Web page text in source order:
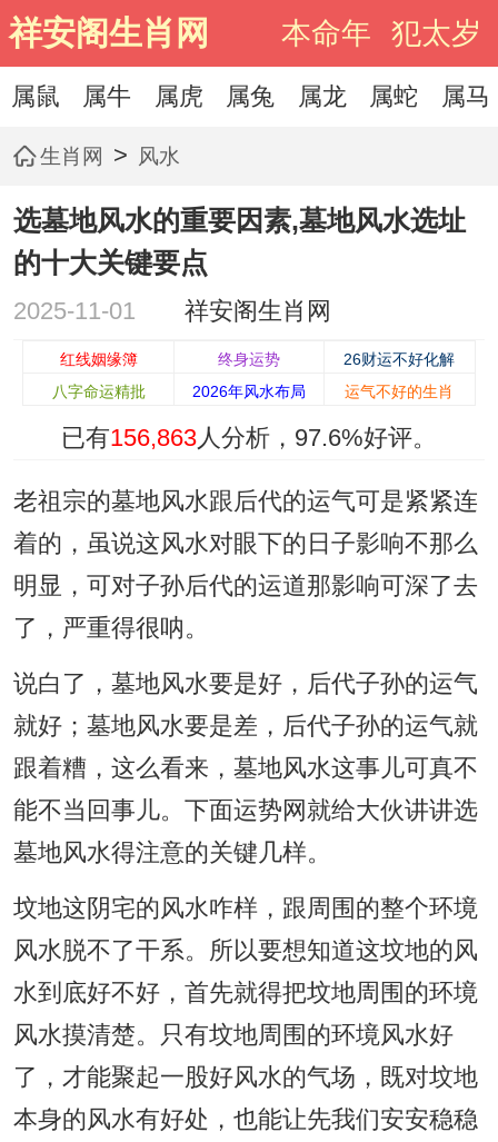
祥安阁生肖网 本命年 犯太岁
属鼠 属牛 属虎 属兔 属龙 属蛇 属马
生肖网 > 风水
选墓地风水的重要因素,墓地风水选址
的十大关键要点
2025-11-01 祥安阁生肖网
红线姻缘簿 终身运势
26财运不好化解
八字命运精批
2026年风水布局 运气不好的生肖
已有156,863人分析， 97.6%好评。
老祖宗的墓地风水跟后代的运气可是紧紧连
着的，虽说这风水对眼下的日子影响不那么
明显，可对子孙后代的运道那影响可深了去
了，严重得很呐。
说白了，墓地风水要是好，后代子孙的运气
就好；墓地风水要是差，后代子孙的运气就
跟着糟，这么看来，墓地风水这事儿可真不
能不当回事儿。下面运势网就给大伙讲讲选
墓地风水得注意的关键几样。
坟地这阴宅的风水咋样，跟周围的整个环境
风水脱不了干系。所以要想知道这坟地的风
水到底好不好，首先就得把坟地周围的环境
风水摸清楚。只有坟地周围的环境风水好
了，才能聚起一股好风水的气场，既对坟地
本身的风水有好处，也能让先我们安安稳稳